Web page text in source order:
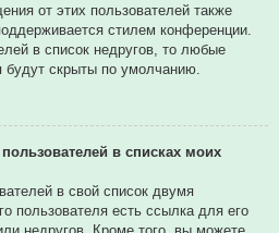
от этих пользователей также
стилем конференции.
в список недругов, то любые
скрыты по умолчанию.
в списках моих
в свой список двумя
пользователя есть ссылка для его